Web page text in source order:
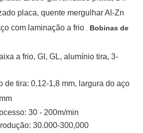
placa, quente mergulharAl-Zn
com laminação a frio , Bobinas de
a frio, GI, GL, alumínio tira, 3-
de tira: 0,12-1,8 mm, largura do aço
30 - 200m/min
30.000-300,000